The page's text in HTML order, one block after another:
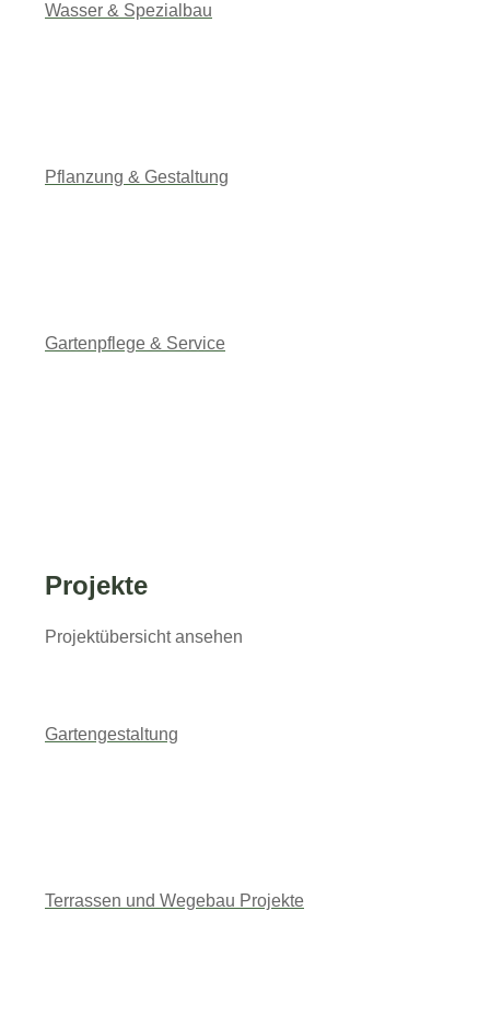
Wasser & Spezialbau
Pflanzung & Gestaltung
Gartenpflege & Service
Projekte
Projektübersicht ansehen
Gartengestaltung
Terrassen und Wegebau Projekte